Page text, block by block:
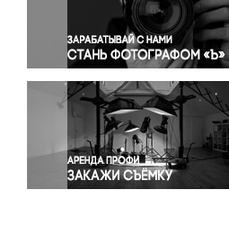
Правосудие
Происшествия и конфликты
Религия
Светская жизнь
Спорт
Экология
Экономика и бизнес